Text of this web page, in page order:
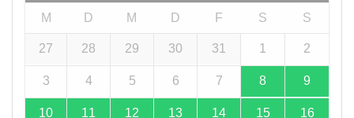
M D M D F S S
27 28 29 30 31 1 2
3 4 5 6 7 8 9
10 11 12 13 14 15 16